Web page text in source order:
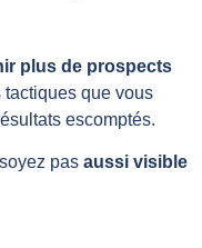
plus de prospects
tactiques que vous
escomptés.
pas aussi visible